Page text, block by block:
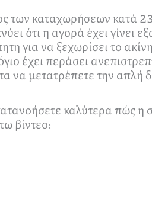
των καταχωρήσεων κατά
ότι η αγορά έχει γίνει
για να ξεχωρίσει το
έχει περάσει
να μετατρέπετε την απλή
καλύτερα πώς η
βίντεο: